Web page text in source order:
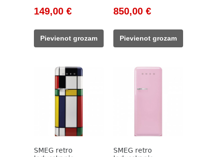
Original
was:
171,00 €.
149,00 €Current
149,00 €.
Pievienot grozam
Original
was:
1
850,00 €Current
850,00 €.
Pievienot grozam
SMEG retro
SMEG retro